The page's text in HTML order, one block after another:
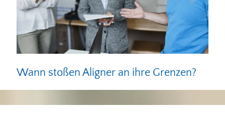
Wann stoßen Aligner an ihre Grenzen?